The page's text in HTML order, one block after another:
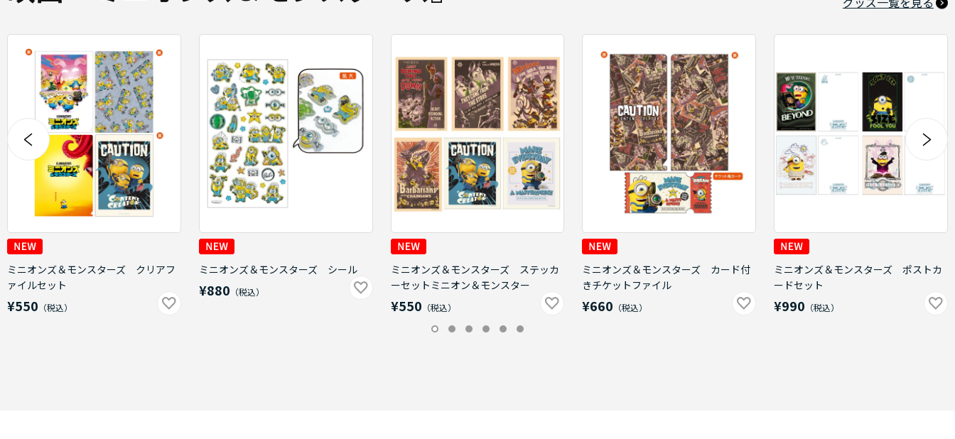
ミニオンズ＆モンスターズ クリアフ
ァイルセット
¥550
ミニオンズ＆モンスターズ シール
¥880
ミニオンズ＆モンスターズ ステッカ
ーセットミニオン＆モンスター
¥550
ミニオンズ＆モンスターズ カード付
きチケットファイル
¥660
ミニオンズ＆モンスターズ ポストカ
ードセット
¥990